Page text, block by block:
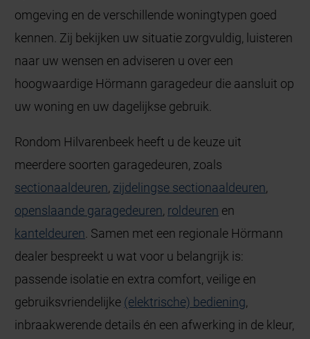
omgeving en de verschillende woningtypen goed
kennen. Zij bekijken uw situatie zorgvuldig, luisteren
naar uw wensen en adviseren u over een
hoogwaardige Hörmann garagedeur die aansluit op
uw woning en uw dagelijkse gebruik.
Rondom Hilvarenbeek heeft u de keuze uit
meerdere soorten garagedeuren, zoals
sectionaaldeuren, zijdelingse sectionaaldeuren,
openslaande garagedeuren, roldeuren en
kanteldeuren . Samen met een regionale Hörmann
dealer bespreekt u wat voor u belangrijk is:
passende isolatie en extra comfort, veilige en
gebruiksvriendelijke (elektrische) bediening,
inbraakwerende details én een afwerking in de kleur,